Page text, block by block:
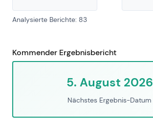
Analysierte Berichte: 83
Kommender Ergebnisbericht
5. August 2026
Nächstes Ergebnis-Datum